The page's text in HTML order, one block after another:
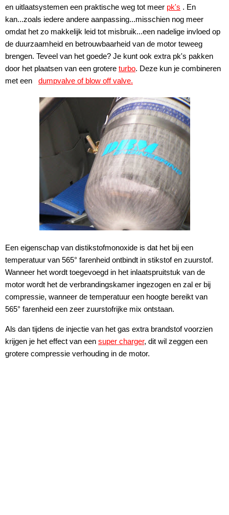
en uitlaatsystemen een praktische weg tot meer pk's . En
kan...zoals iedere andere aanpassing...misschien nog meer
omdat het zo makkelijk leid tot misbruik...een nadelige invloed op
de duurzaamheid en betrouwbaarheid van de motor teweeg
brengen. Teveel van het goede? Je kunt ook extra pk's pakken
door het plaatsen van een grotere turbo. Deze kun je combineren
met een dumpvalve of blow off valve.
Een eigenschap van distikstofmonoxide is dat het bij een
temperatuur van 565° farenheid ontbindt in stikstof en zuurstof.
Wanneer het wordt toegevoegd in het inlaatspruitstuk van de
motor wordt het de verbrandingskamer ingezogen en zal er bij
compressie, wanneer de temperatuur een hoogte bereikt van
565° farenheid een zeer zuurstofrijke mix ontstaan.
Als dan tijdens de injectie van het gas extra brandstof voorzien
krijgen je het effect van een super charger, dit wil zeggen een
grotere compressie verhouding in de motor.